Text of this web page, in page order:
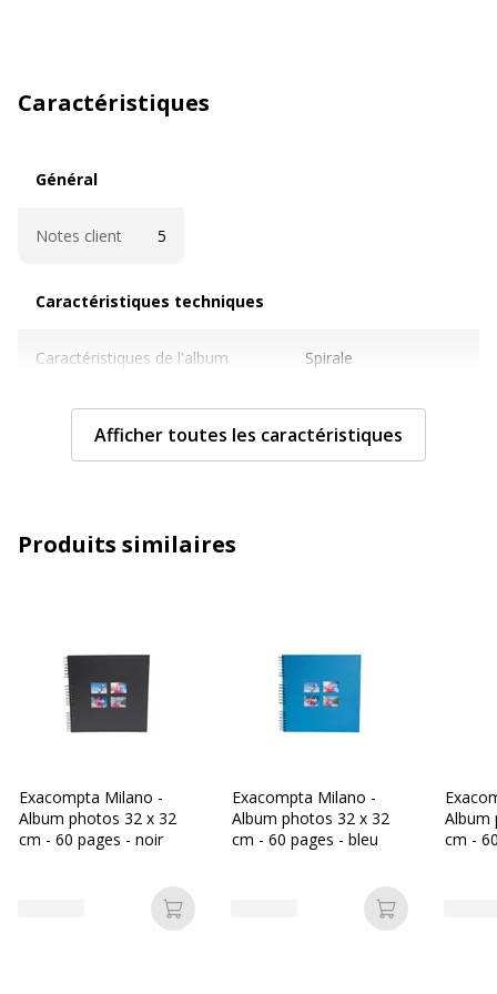
Caractéristiques
Général
Notes client 5
Caractéristiques techniques
Caractéristiques de l'album Spirale
Couleur de la couverture de
Noir
Matière de la couverture de
Nombre de photos (avec taille)
360 x 4x6 in (10x15
cm)
Caractéristiques pages et
pochettes
Feuille de
protection
Catégorie de couleur Noir, Or
Afficher toutes les caractéristiques
Produits similaires
Exacompta Milano -
Album photos 32 x 32
cm - 60 pages - noir
Ajouter au panier
Exacompta Milano -
Album photos 32 x 32
cm - 60 pages - bleu
Ajouter au
Album
cm -